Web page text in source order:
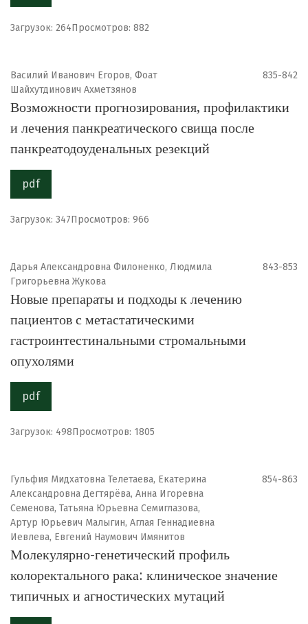
Загрузок: 264Просмотров: 882
Василий Иванович Егоров, Фоат
Шайхутдинович Ахметзянов
835-842
Возможности прогнозирования, профилактики
и лечения панкреатического свища после
панкреатодоуденальных резекций
pdf
Загрузок: 347Просмотров: 966
Дарья Александровна Филоненко, Людмила
Григорьевна Жукова
843-853
Новые препараты и подходы к лечению
пациентов с метастатическими
гастроинтестинальными стромальными
опухолями
pdf
Загрузок: 498Просмотров: 1805
Гульфия Мидхатовна Телетаева, Екатерина
Александровна Дегтярёва, Анна Игоревна
Семенова, Татьяна Юрьевна Семиглазова,
Артур Юрьевич Малыгин, Аглая Геннадиевна
Иевлева, Евгений Наумович Имянитов
854-863
Молекулярно-генетический профиль
колоректального рака: клиническое значение
типичных и агностических мутаций